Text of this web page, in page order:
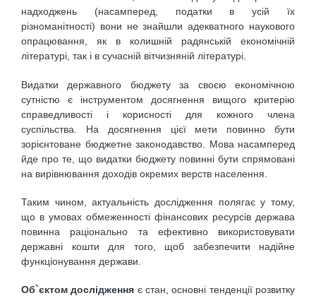
надходжень (насамперед, податки в усій їх
різноманітності) вони не знайшли адекватного наукового
опрацювання, як в колишній радянській економічній
літературі, так і в сучасній вітчизняній літературі.
Видатки державного бюджету за своєю економічною
сутніс­тю є інструментом досягнення вищого критерію
справедливос­ті і корисності для кожного члена
суспільства. На досягнення цієї мети повинно бути
зорієнтоване бюджетне законодавство. Мова насамперед
йде про те, що видатки бюджету повинні бу­ти спрямовані
на вирівнювання доходів окремих верств насе­лення.
Таким чином, актуальність дослідження полягає у тому,
що в умовах обмеженності фінансових ресурсів держава
повинна раціонально та ефективно використовувати
державні кошти для того, щоб забезпечити надійне
функціонування держави.
Об`єктом дослідження є стан, основні тенденції розвитку